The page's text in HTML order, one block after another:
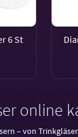
6 St
online
– von